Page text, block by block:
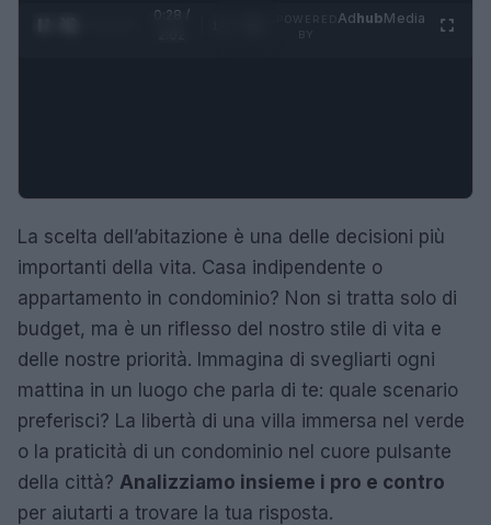
0:29 /
AdhubMedia
La scelta dell’abitazione è una delle decisioni più
importanti della vita. Casa indipendente o
appartamento in condominio? Non si tratta solo di
budget, ma è un riflesso del nostro stile di vita e
delle nostre priorità. Immagina di svegliarti ogni
mattina in un luogo che parla di te: quale scenario
preferisci? La libertà di una villa immersa nel verde
o la praticità di un condominio nel cuore pulsante
della città? Analizziamo insieme i pro e contro
per aiutarti a trovare la tua risposta.